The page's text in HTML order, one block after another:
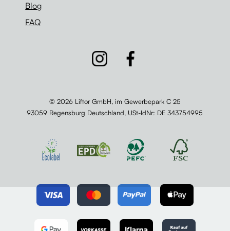
Blog
FAQ
© 2026 Liftor GmbH, im Gewerbepark C 25
93059 Regensburg Deutschland, USt-IdNr: DE 343754995